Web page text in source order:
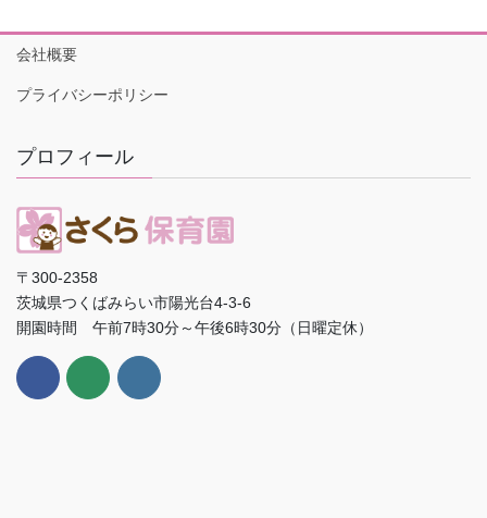
会社概要
プライバシーポリシー
プロフィール
〒300-2358
茨城県つくばみらい市陽光台4-3-6
開園時間 午前7時30分～午後6時30分（日曜定休）